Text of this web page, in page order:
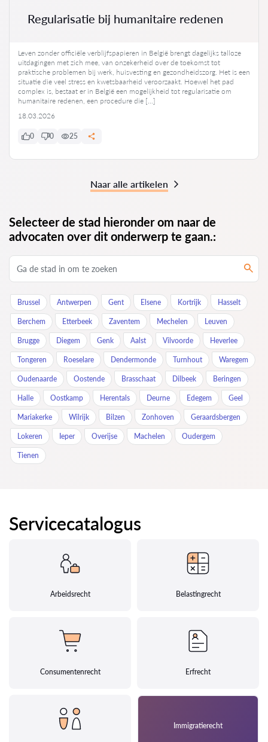
Regularisatie bij humanitaire redenen
Leven zonder officiële verblijfspapieren in België brengt dagelijks talloze
uitdagingen met zich mee, van onzekerheid over de toekomst tot
praktische problemen bij werk, huisvesting en gezondheidszorg. Het is een
situatie die veel stress en kwetsbaarheid veroorzaakt. Hoewel het pad
complex is, bestaat er in België een mogelijkheid tot regularisatie om
humanitaire redenen, een procedure die […]
18.03.2026
0 0 25
Naar alle artikelen
Selecteer de stad hieronder om naar de
advocaten over dit onderwerp te gaan.:
Brussel Antwerpen Gent Elsene Kortrijk Hasselt
Berchem Etterbeek Zaventem Mechelen Leuven
Brugge Diegem Genk Aalst Vilvoorde Heverlee
Tongeren Roeselare Dendermonde Turnhout Waregem
Oudenaarde Oostende Brasschaat Dilbeek Beringen
Halle Oostkamp Herentals Deurne Edegem Geel
Mariakerke Wilrijk Bilzen Zonhoven Geraardsbergen
Lokeren Ieper Overijse Machelen Oudergem
Tienen
Servicecatalogus
Arbeidsrecht Belastingrecht
Consumentenrecht Erfrecht
Immigratierecht